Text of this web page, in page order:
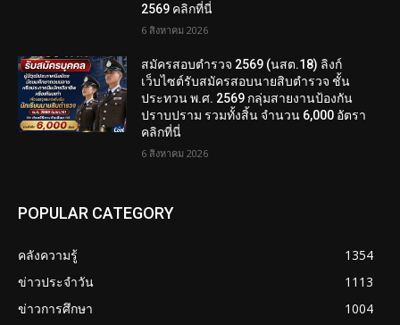
2569 คลิกที่นี่
6 สิงหาคม 2026
สมัครสอบตํารวจ 2569 (นสต.18) ลิงก์
เว็บไซต์รับสมัครสอบนายสิบตำรวจ ชั้น
ประทวน พ.ศ. 2569 กลุ่มสายงานป้องกัน
ปราบปราม รวมทั้งสิ้น จำนวน 6,000 อัตรา
คลิกที่นี่
6 สิงหาคม 2026
POPULAR CATEGORY
คลังความรู้
1354
ข่าวประจำวัน
1113
ข่าวการศึกษา
1004